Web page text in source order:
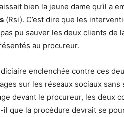
bien la jeune dame qu’il a
(Rsi). C’est dire que les
pu sauver les deux clients de
au procureur.
enclenchée contre ces
sur les réseaux sociaux sans
devant le procureur, les deux
que la procédure devrait se